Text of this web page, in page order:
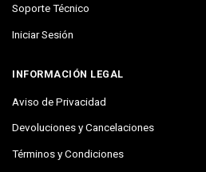
Soporte Técnico
Iniciar Sesión
INFORMACIÓN LEGAL
Aviso de Privacidad
Devoluciones y Cancelaciones
Términos y Condiciones